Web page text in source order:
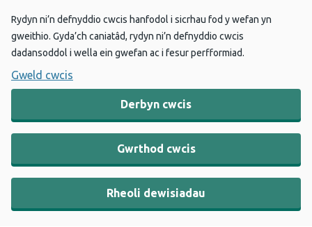
Rydyn ni’n defnyddio cwcis hanfodol i sicrhau fod y wefan yn
gweithio. Gyda’ch caniatâd, rydyn ni’n defnyddio cwcis
dadansoddol i wella ein gwefan ac i fesur perfformiad.
Gweld cwcis
Derbyn cwcis
Gwrthod cwcis
Rheoli dewisiadau